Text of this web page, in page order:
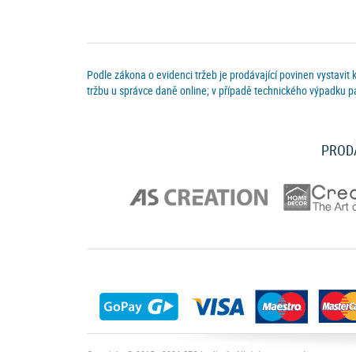
Podle zákona o evidenci tržeb je prodávající povinen
tržbu u správce daně online; v případě technického výpadku